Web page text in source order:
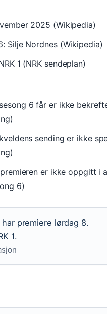
2025 (Wikipedia)
Silje Nordnes (Wikipedia)
1 (NRK sendeplan)
6 får er ikke
sending er ikke
er ikke oppgitt i
6)
premiere lørdag 8.
1.